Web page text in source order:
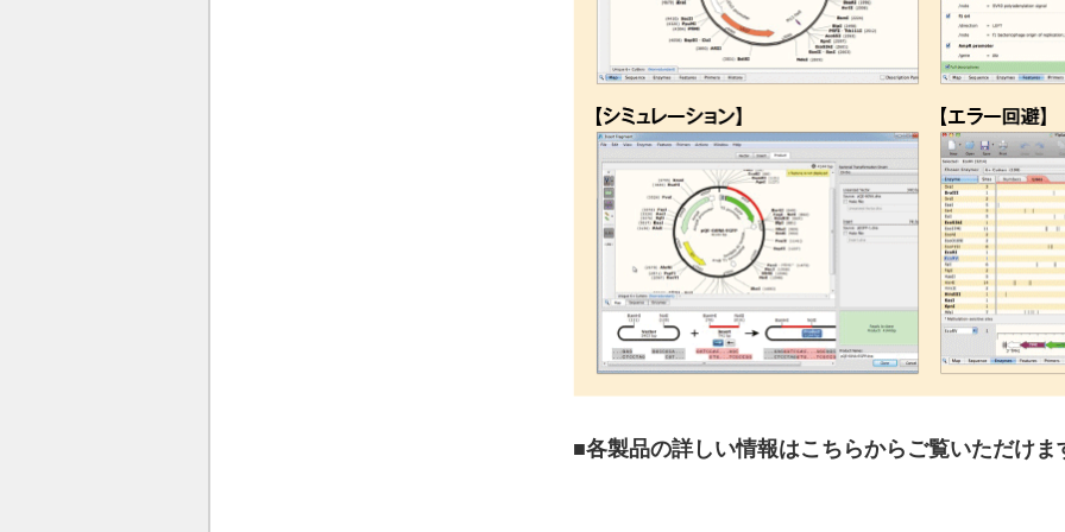
■各製品の詳しい情報はこちらからご覧いただけま